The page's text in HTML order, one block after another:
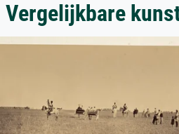
Vergelijkbare